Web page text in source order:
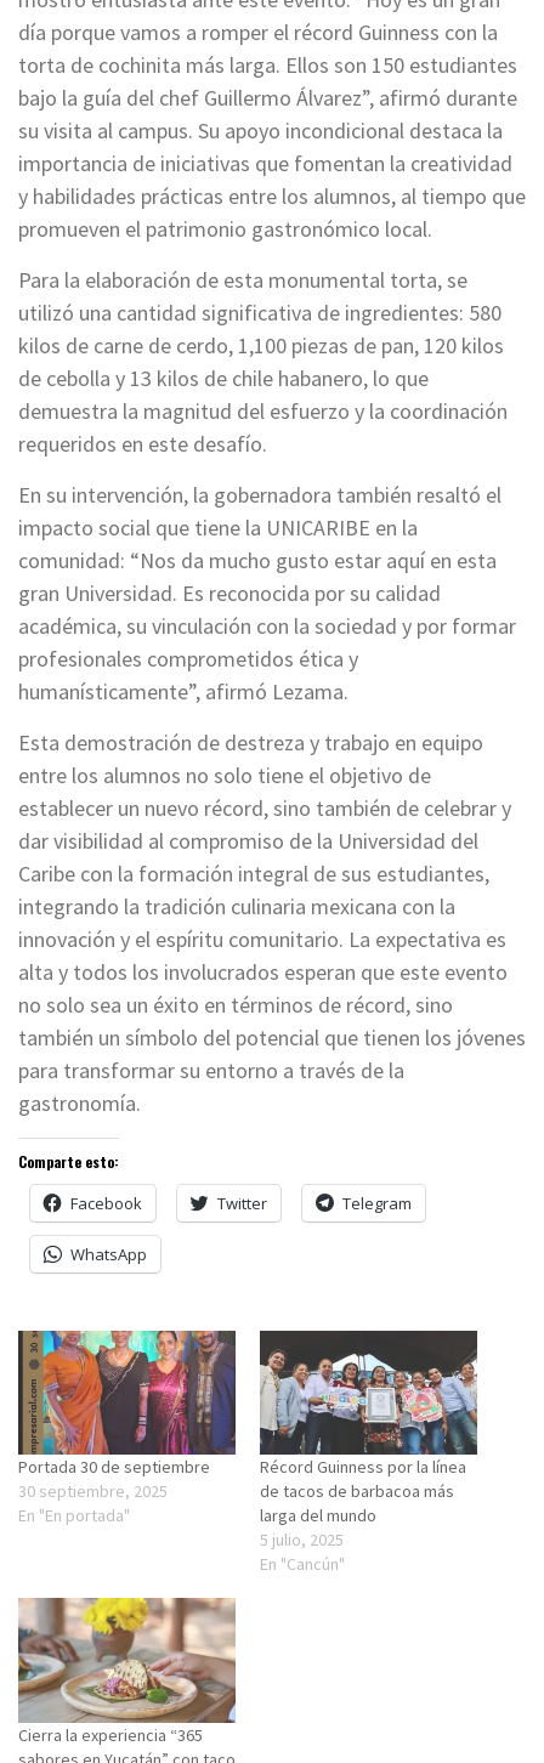
día porque vamos a romper el récord Guinness con la
torta de cochinita más larga. Ellos son 150 estudiantes
bajo la guía del chef Guillermo Álvarez”, afirmó durante
su visita al campus. Su apoyo incondicional destaca la
importancia de iniciativas que fomentan la creatividad
y habilidades prácticas entre los alumnos, al tiempo que
promueven el patrimonio gastronómico local.
Para la elaboración de esta monumental torta, se
utilizó una cantidad significativa de ingredientes: 580
kilos de carne de cerdo, 1,100 piezas de pan, 120 kilos
de cebolla y 13 kilos de chile habanero, lo que
demuestra la magnitud del esfuerzo y la coordinación
requeridos en este desafío.
En su intervención, la gobernadora también resaltó el
impacto social que tiene la UNICARIBE en la
comunidad: “Nos da mucho gusto estar aquí en esta
gran Universidad. Es reconocida por su calidad
académica, su vinculación con la sociedad y por formar
profesionales comprometidos ética y
humanísticamente”, afirmó Lezama.
Esta demostración de destreza y trabajo en equipo
entre los alumnos no solo tiene el objetivo de
establecer un nuevo récord, sino también de celebrar y
dar visibilidad al compromiso de la Universidad del
Caribe con la formación integral de sus estudiantes,
integrando la tradición culinaria mexicana con la
innovación y el espíritu comunitario. La expectativa es
alta y todos los involucrados esperan que este evento
no solo sea un éxito en términos de récord, sino
también un símbolo del potencial que tienen los jóvenes
para transformar su entorno a través de la
gastronomía.
Comparte esto:
Facebook Twitter Telegram
WhatsApp
Portada 30 de septiembre
30 septiembre, 2025
En "En portada"
Récord Guinness por la línea
de tacos de barbacoa más
larga del mundo
5 julio, 2025
En "Cancún"
Cierra la experiencia “365